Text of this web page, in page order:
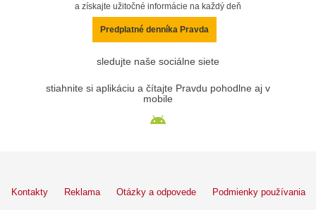
a získajte užitočné informácie na každý deň
Predplatné denníka Pravda
sledujte naše sociálne siete
stiahnite si aplikáciu a čítajte Pravdu pohodlne aj v
mobile
Kontakty Reklama Otázky a odpovede Podmienky používania